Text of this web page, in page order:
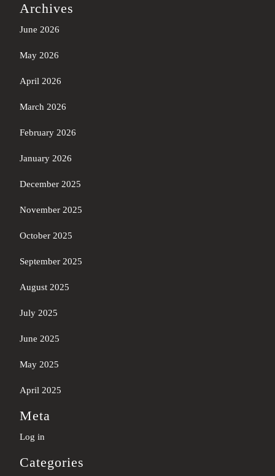
Archives
June 2026
May 2026
April 2026
March 2026
February 2026
January 2026
December 2025
November 2025
October 2025
September 2025
August 2025
July 2025
June 2025
May 2025
April 2025
Meta
Log in
Categories